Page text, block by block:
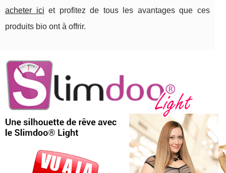
acheter ici et profitez de tous les avantages que ces
produits bio ont à offrir.